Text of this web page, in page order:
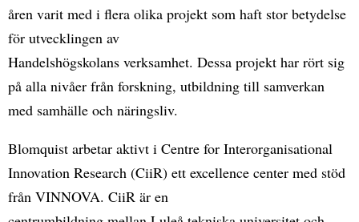
åren varit med i flera olika projekt som haft stor betydelse
för utvecklingen av
Handelshögskolans verksamhet. Dessa projekt har rört sig
på alla nivåer från forskning, utbildning till samverkan
med samhälle och näringsliv.
Blomquist arbetar aktivt i Centre for Interorganisational
Innovation Research (CiiR) ett excellence center med stöd
från VINNOVA. CiiR är en